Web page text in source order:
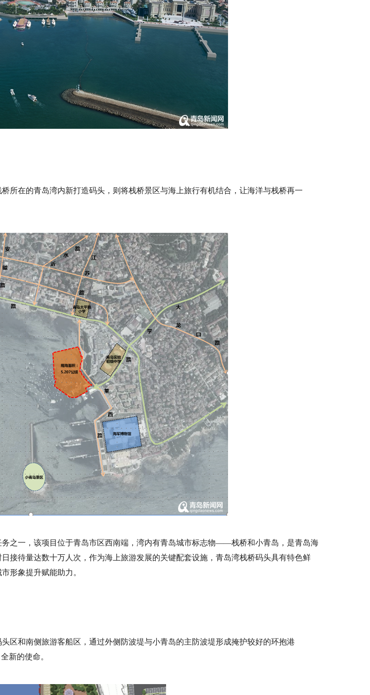
所在的青岛湾内新打造码头，则将栈桥景区与海上旅行有机结合，让海洋与栈桥再一
之一，该项目位于青岛市区西南端，湾内有青岛城市标志物——栈桥和小青岛，是青岛海
接待量达数十万人次，作为海上旅游发展的关键配套设施，青岛湾栈桥码头具有特色鲜
形象提升赋能助力。
区和南侧旅游客船区，通过外侧防波堤与小青岛的主防波堤形成掩护较好的环抱港
新的使命。